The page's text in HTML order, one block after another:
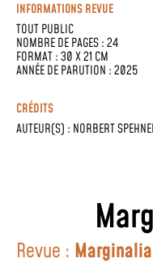
INFORMATIONS REVUE
TOUT PUBLIC
NOMBRE DE PAGES : 24
FORMAT : 30 X 21 CM
ANNÉE DE PARUTION : 2025
CRÉDITS
AUTEUR(S) : NORBERT
Revue : Marginalia